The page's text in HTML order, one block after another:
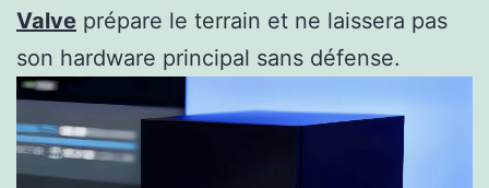
Valve prépare le terrain et ne laissera pas
son hardware principal sans défense.